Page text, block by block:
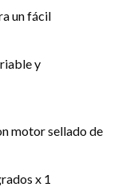
un fácil
y
motor sellado de
x 1